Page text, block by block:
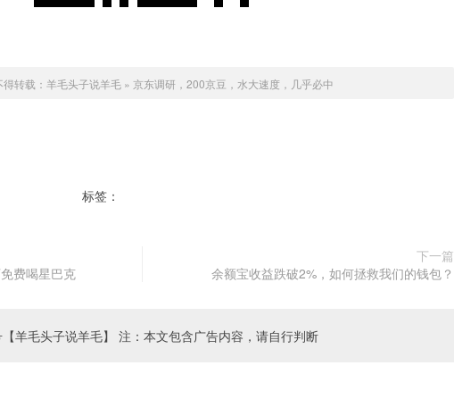
转载： 羊毛头子说羊毛 » 京东调研，200京豆，水大速度，几乎必中
标签：
费喝星巴克
下一篇
余额宝收益跌破2%，如何拯救我们的钱包？
羊毛头子说羊毛】 注：本文包含广告内容，请自行判断